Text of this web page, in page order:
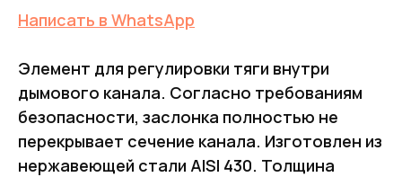
Написать в WhatsApp
Элемент для регулировки тяги внутри
дымового канала. Согласно требованиям
безопасности, заслонка полностью не
перекрывает сечение канала. Изготовлен из
нержавеющей стали AISI 430. Толщина